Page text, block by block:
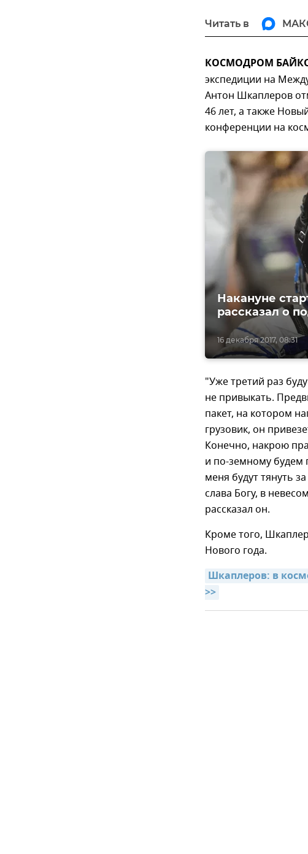
Читать в
КОСМОДРОМ
экспедиции на
Антон Шкаплеров
46 лет, а также
конференции на
16 декабря 2017, 08:31
Накануне
рассказал о
"Уже третий раз
не привыкать.
пакет, на котором
грузовик, он
Конечно, накрою
и по-земному будем
меня будут тянуть
слава Богу, в
рассказал он.
Кроме того,
Нового года.
Шкаплеров: в
>>